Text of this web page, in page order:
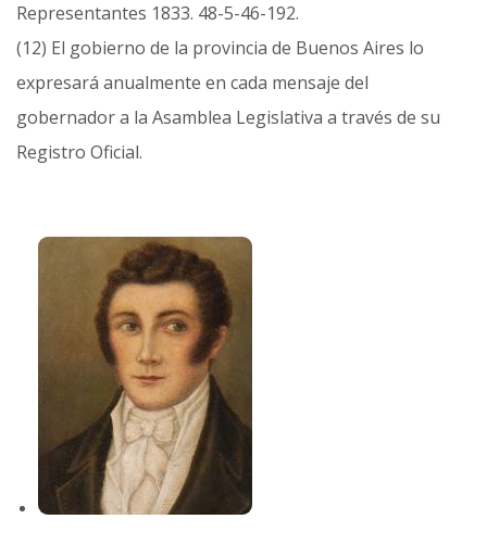
Representantes 1833. 48-5-46-192.
(12) El gobierno de la provincia de Buenos Aires lo
expresará anualmente en cada mensaje del
gobernador a la Asamblea Legislativa a través de su
Registro Oficial.